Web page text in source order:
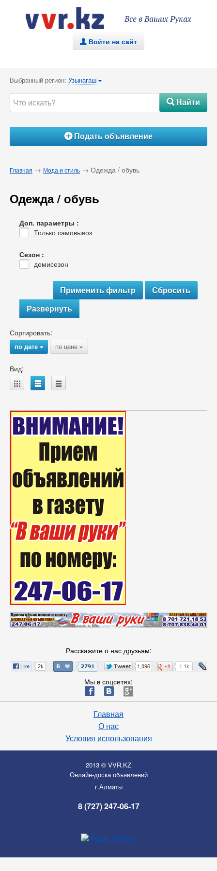
Все в Ваших Руках
. Войти на сайт
Выбранный регион: Узынагаш {
#Найти
ÁПодать объявление
Главная → Мода и стиль → Одежда / обувь
Одежда / обувь
Доп. параметры :
Только самовывоз
Сезон :
демисезон
Развернуть
Сортировать:
по дате{ по цене {
Вид:
A B C
Расскажите о нас друзьям:
Мы в соцсетях:
ä æ è
Главная
О нас
Условия использования
2013 © VVR.KZ
Онлайн-доска объявлений
г.Алматы
8 (727) 247-06-17